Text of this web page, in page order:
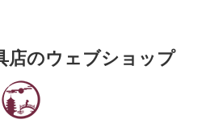
店のウェブショップ